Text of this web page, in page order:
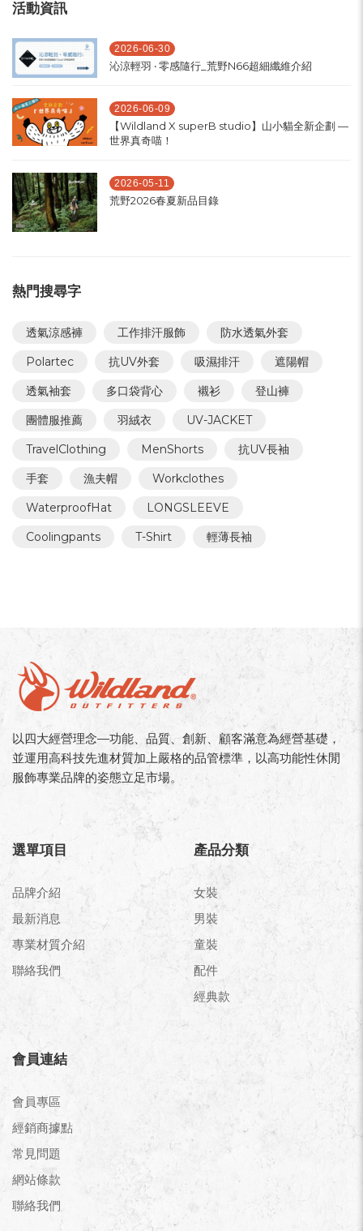
活動資訊
2026-06-30
沁涼輕羽 ‧ 零感隨行_荒野N66超細纖維介紹
2026-06-09
【Wildland X superB studio】山小貓全新企劃 —
世界真奇喵！
2026-05-11
荒野2026春夏新品目錄
熱門搜尋字
透氣涼感褲 工作排汗服飾
防水透氣外套
Polartec
抗UV外套 吸濕排汗
遮陽帽
透氣袖套
多口袋背心 襯衫
登山褲
團體服推薦
羽絨衣
UV-JACKET
TravelClothing
MenShorts
抗UV長袖
手套
漁夫帽
Workclothes
WaterproofHat
LONGSLEEVE
Coolingpants
T-Shirt 輕薄長袖
以四大經營理念—功能、品質、創新、顧客滿意為經營基礎，
並運用高科技先進材質加上嚴格的品管標準，以高功能性休閒
服飾專業品牌的姿態立足市場。
選單項目
品牌介紹
最新消息
專業材質介紹
聯絡我們
產品分類
女裝
男裝
童裝
配件
經典款
會員連結
會員專區
經銷商據點
常見問題
網站條款
聯絡我們